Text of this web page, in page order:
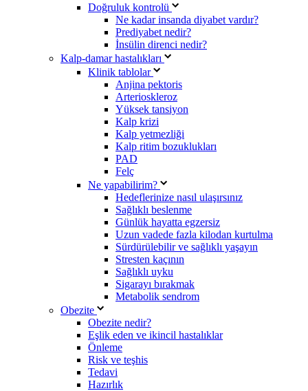
Doğruluk kontrolü
Ne kadar insanda diyabet vardır?
Prediyabet nedir?
İnsülin direnci nedir?
Kalp-damar hastalıkları
Klinik tablolar
Anjina pektoris
Arterioskleroz
Yüksek tansiyon
Kalp krizi
Kalp yetmezliği
Kalp ritim bozuklukları
PAD
Felç
Ne yapabilirim?
Hedeflerinize nasıl ulaşırsınız
Sağlıklı beslenme
Günlük hayatta egzersiz
Uzun vadede fazla kilodan kurtulma
Sürdürülebilir ve sağlıklı yaşayın
Stresten kaçının
Sağlıklı uyku
Sigarayı bırakmak
Metabolik sendrom
Obezite
Obezite nedir?
Eşlik eden ve ikincil hastalıklar
Önleme
Risk ve teşhis
Tedavi
Hazırlık